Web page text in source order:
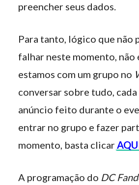
preencher seus dados.
Para tanto, lógico que não
falhar neste momento, não
estamos com um grupo no
conversar sobre tudo, cada
anúncio feito durante o
entrar no grupo e fazer
momento, basta clicar
A programação do DC